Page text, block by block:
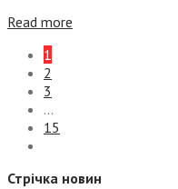
Read more
1
2
3
…
15
Стрічка новин